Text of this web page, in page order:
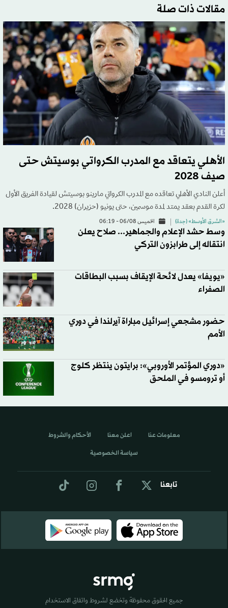
مقالات ذات صلة
الأهلي يتعاقد مع المدرب الكرواتي بوسيتش حتى
صيف 2028
أعلن النادي الأهلي تعاقده مع المدرب الكرواتي مارينو بوسيتش لقيادة الفريق الأول
لكرة القدم بعقد يمتد لمدة موسمين، حتى يونيو (حزيران) 2028.
«الشرق الأوسط» (جدة) الخميس 06/08 - 06:19
وسط حشد الإعلام والجماهير... صلاح يعلن
انتقاله إلى طرابزون التركي
«يويفا» يعدل لائحة الإيقاف بسبب البطاقات
الصفراء
حضور مشجعي إسرائيل مباراة آيرلندا في دوري
الأمم
«دوري المؤتمر الأوروبي»: برايتون ينتظر كلوج
أو ترومسو في الملحق
تابعنا
معلومات عنا اعلن معنا الأحكام والشروط
سياسة الخصوصية
جميع الحقوق محفوظة وتخضع لشروط واتفاق الاستخدام